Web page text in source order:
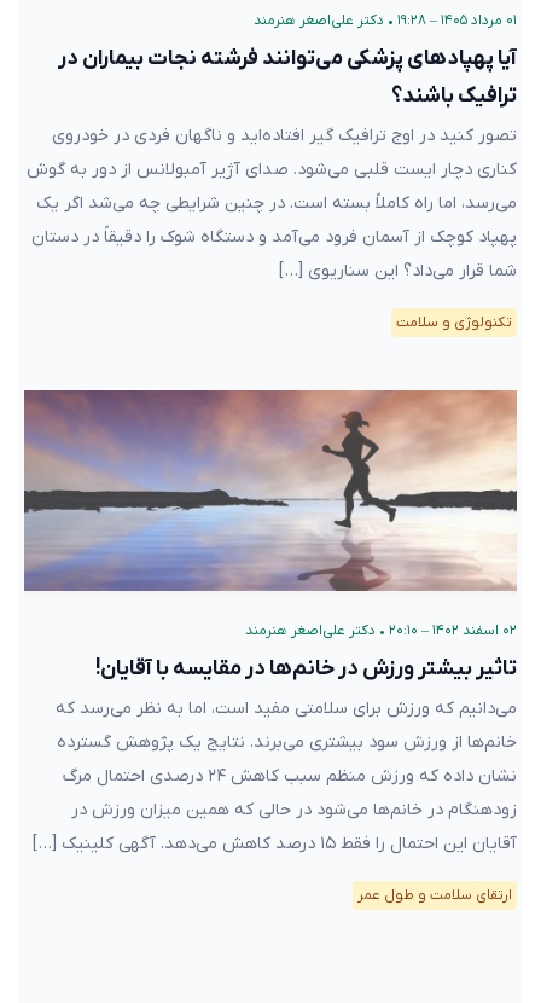
۰۱ مرداد ۱۴۰۵ – ۱۹:۲۸ • دکتر علی‌اصغر هنرمند
آیا پهپادهای پزشکی می‌توانند فرشته نجات بیماران در
ترافیک باشند؟
تصور کنید در اوج ترافیک گیر افتاده‌اید و ناگهان فردی در خودروی
کناری دچار ایست قلبی می‌شود. صدای آژیر آمبولانس از دور به گوش
می‌رسد، اما راه کاملاً بسته است. در چنین شرایطی چه می‌شد اگر یک
پهپاد کوچک از آسمان فرود می‌آمد و دستگاه شوک را دقیقاً در دستان
شما قرار می‌داد؟ این سناریوی […]
تکنولوژی و سلامت
۰۲ اسفند ۱۴۰۲ – ۲۰:۱۰ • دکتر علی‌اصغر هنرمند
تاثیر بیشتر ورزش در خانم‌ها در مقایسه با آقایان!
می‌دانیم که ورزش برای سلامتی مفید است، اما به نظر می‌رسد که
خانم‌ها از ورزش سود بیشتری می‌برند. نتایج یک پژوهش گسترده
نشان داده که ورزش منظم سبب کاهش ۲۴ درصدی احتمال مرگ
زودهنگام در خانم‌ها می‌شود در حالی که همین میزان ورزش در
آقایان این احتمال را فقط ۱۵ درصد کاهش می‌دهد. آگهی کلینیک […]
ارتقای سلامت و طول عمر